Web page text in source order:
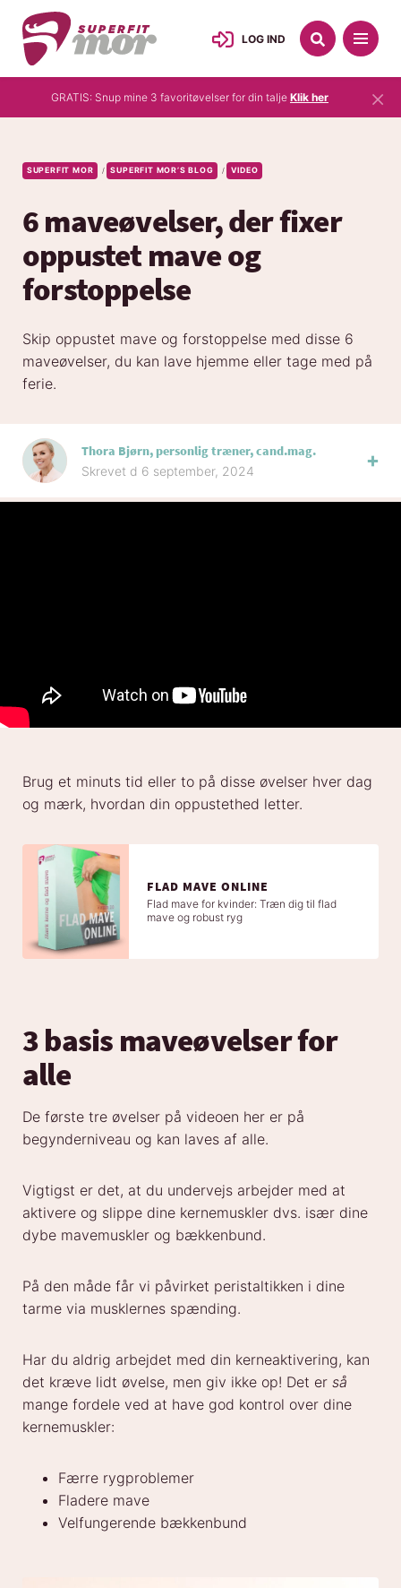
LOG IND
GRATIS: Snup mine 3 favoritøvelser for din talje Klik her ×
SUPERFIT MOR / SUPERFIT MOR’S BLOG / VIDEO
6 maveøvelser, der fixer
oppustet mave og
forstoppelse
Skip oppustet mave og forstoppelse med disse 6
maveøvelser, du kan lave hjemme eller tage med på
ferie.
Thora Bjørn, personlig træner, cand.mag.
Skrevet d 6 september, 2024
Brug et minuts tid eller to på disse øvelser hver dag
og mærk, hvordan din oppustethed letter.
FLAD MAVE ONLINE
Flad mave for kvinder: Træn dig til flad
mave og robust ryg
3 basis maveøvelser for
alle
De første tre øvelser på videoen her er på
begynderniveau og kan laves af alle.
Vigtigst er det, at du undervejs arbejder med at
aktivere og slippe dine kernemuskler dvs. især dine
dybe mavemuskler og bækkenbund.
På den måde får vi påvirket peristaltikken i dine
tarme via musklernes spænding.
Har du aldrig arbejdet med din kerneaktivering, kan
det kræve lidt øvelse, men giv ikke op! Det er så
mange fordele ved at have god kontrol over dine
kernemuskler:
Færre rygproblemer
Fladere mave
Velfungerende bækkenbund